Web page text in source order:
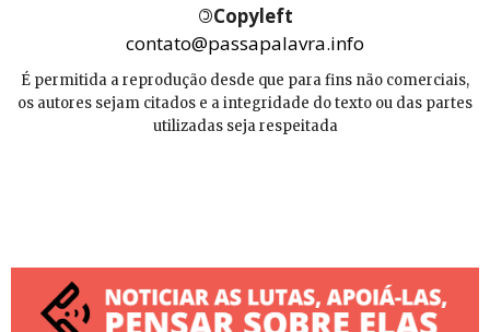
©Copyleft
contato@passapalavra.info
É permitida a reprodução desde que para fins não comerciais,
os autores sejam citados e a integridade do texto ou das partes
utilizadas seja respeitada